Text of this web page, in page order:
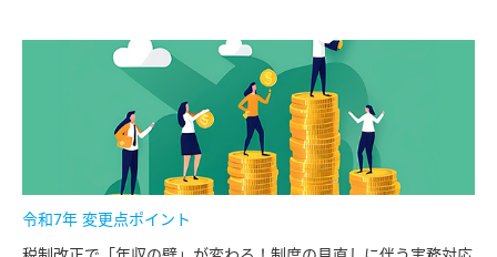
令和7年 変更点ポイント